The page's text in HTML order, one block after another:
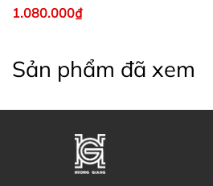
1.080.000₫
Sản phẩm đã xem